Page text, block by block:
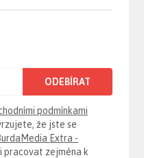
ODEBÍRAT
podmínkami
že jste se
Extra -
pracovat zejména k